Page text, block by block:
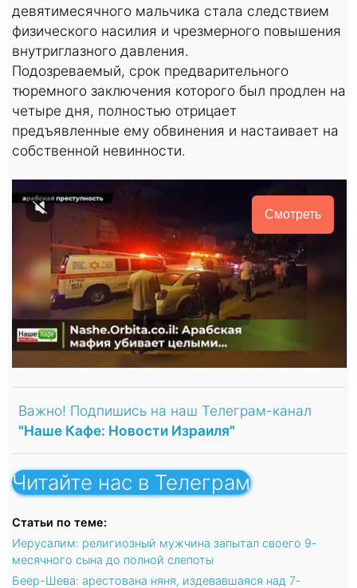
девятимесячного мальчика стала следствием
физического насилия и чрезмерного повышения
внутриглазного давления.
Подозреваемый, срок предварительного
тюремного заключения которого был продлен на
четыре дня, полностью отрицает
предъявленные ему обвинения и настаивает на
собственной невинности.
Смотреть
Важно! Подпишись на наш Телеграм-канал
"Наше Кафе: Новости Израиля"
Читайте нас в Телеграм
Статьи по теме:
Иерусалим: религиозный мужчина запытал своего 9-
месячного сына до полной слепоты
Беер-Шева: арестована няня, издевавшаяся над 7-